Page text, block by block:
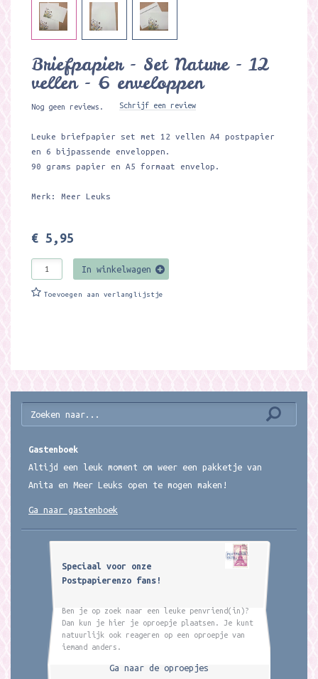
Briefpapier - Set Nature - 12
vellen - 6 enveloppen
Nog geen reviews. Schrijf een review
Leuke briefpapier set met 12 vellen A4 postpapier
en 6 bijpassende enveloppen.
90 grams papier en A5 formaat envelop.
Merk: Meer Leuks
€ 5,95
In winkelwagen
Toevoegen aan verlanglijstje
Gastenboek
Altijd een leuk moment om weer een pakketje van
Anita en Meer Leuks open te mogen maken!
Ga naar gastenboek
Speciaal voor onze
Postpapierenzo fans!
Ben je op zoek naar een leuke penvriend(in)?
Dan kun je hier je oproepje plaatsen. Je kunt
natuurlijk ook reageren op een oproepje van
iemand anders.
Ga naar de oproepjes